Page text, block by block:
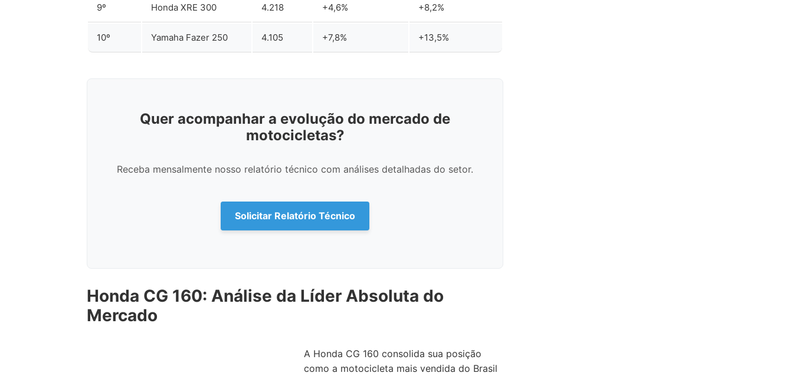
9º Honda XRE 300 4.218 +4,6% +8,2%
10º Yamaha Fazer 250 4.105 +7,8% +13,5%
Quer acompanhar a evolução do mercado de
motocicletas?
Receba mensalmente nosso relatório técnico com análises detalhadas do setor.
Solicitar Relatório Técnico
Honda CG 160: Análise da Líder Absoluta do
Mercado
A Honda CG 160 consolida sua posição
como a motocicleta mais vendida do Brasil